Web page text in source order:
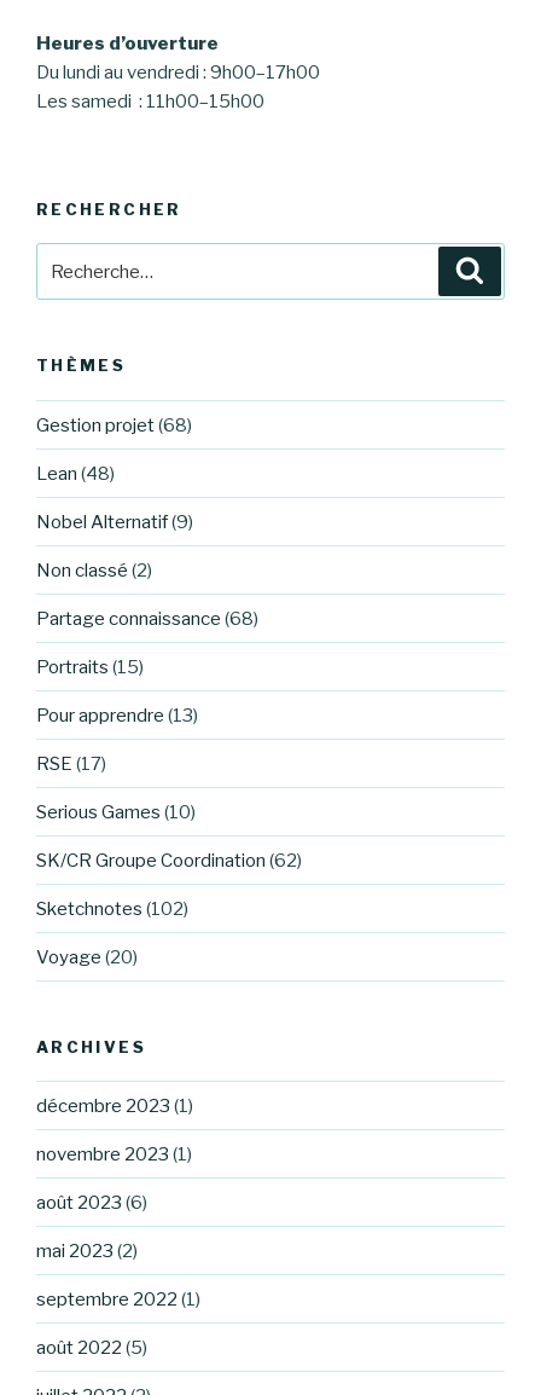
Heures d’ouverture
Du lundi au vendredi : 9h00–17h00
Les samedi : 11h00–15h00
RECHERCHER
THÈMES
Gestion projet(68)
Lean (48)
Nobel Alternatif(9)
Non classé (2)
Partage connaissance (68)
Portraits (15)
Pour apprendre (13)
RSE (17)
Serious Games (10)
SK/CR Groupe Coordination (62)
Sketchnotes (102)
Voyage (20)
ARCHIVES
décembre 2023 (1)
novembre 2023 (1)
août 2023 (6)
mai 2023 (2)
septembre 2022 (1)
août 2022 (5)